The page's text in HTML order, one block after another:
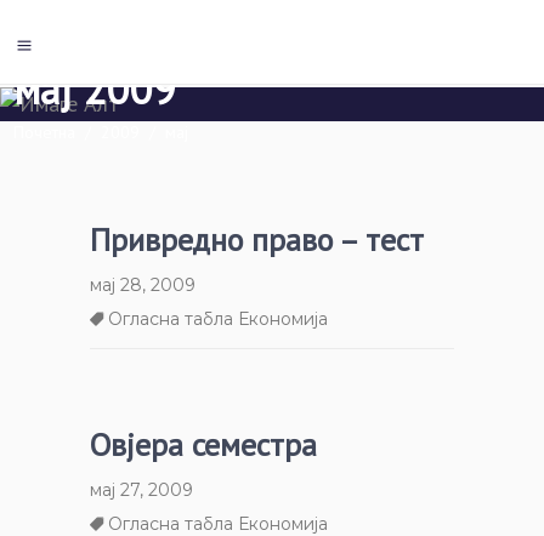
мај 2009
Привредно право – тест
мај 28, 2009
Огласна табла Економија
Овјера семестра
мај 27, 2009
Огласна табла Економија